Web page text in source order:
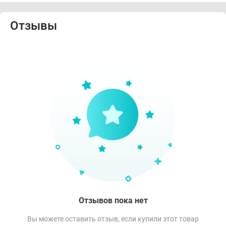
Отзывы
Отзывов пока нет
Вы можете оставить отзыв, если купили этот товар